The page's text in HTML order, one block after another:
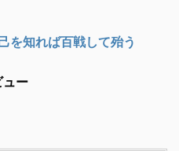
を知れば百戦して殆う
ー